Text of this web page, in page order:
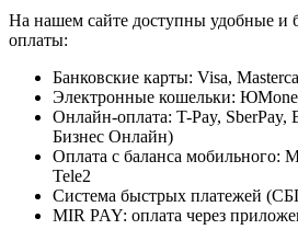
На нашем сайте доступны удобные и
оплаты:
Банковские карты: Visa,
Электронные кошельки:
Онлайн-оплата: T-Pay,
Бизнес Онлайн)
Оплата с баланса
Tele2
Система быстрых платежей
MIR PAY: оплата через